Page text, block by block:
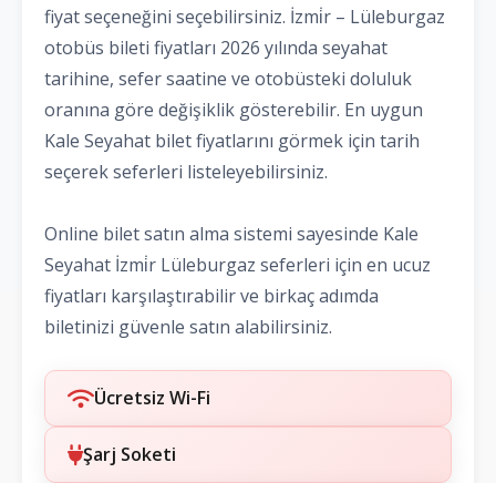
fiyat seçeneğini seçebilirsiniz. İzmi̇r – Lüleburgaz
otobüs bileti fiyatları 2026 yılında seyahat
tarihine, sefer saatine ve otobüsteki doluluk
oranına göre değişiklik gösterebilir. En uygun
Kale Seyahat bilet fiyatlarını görmek için tarih
seçerek seferleri listeleyebilirsiniz.
Online bilet satın alma sistemi sayesinde Kale
Seyahat İzmi̇r Lüleburgaz seferleri için en ucuz
fiyatları karşılaştırabilir ve birkaç adımda
biletinizi güvenle satın alabilirsiniz.
Ücretsiz Wi-Fi
Şarj Soketi